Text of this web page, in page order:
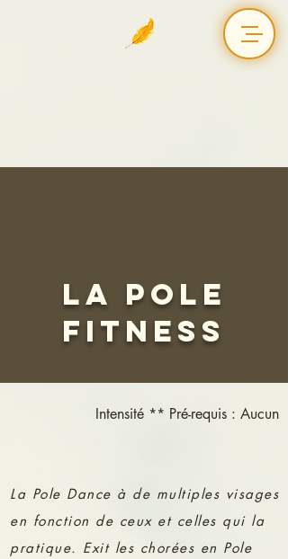
la Pole
Fitness
Intensité ** Pré-requis : Aucun
La Pole Dance à de multiples visages
en fonction de ceux et celles qui la
pratique. Exit les chorées en Pole